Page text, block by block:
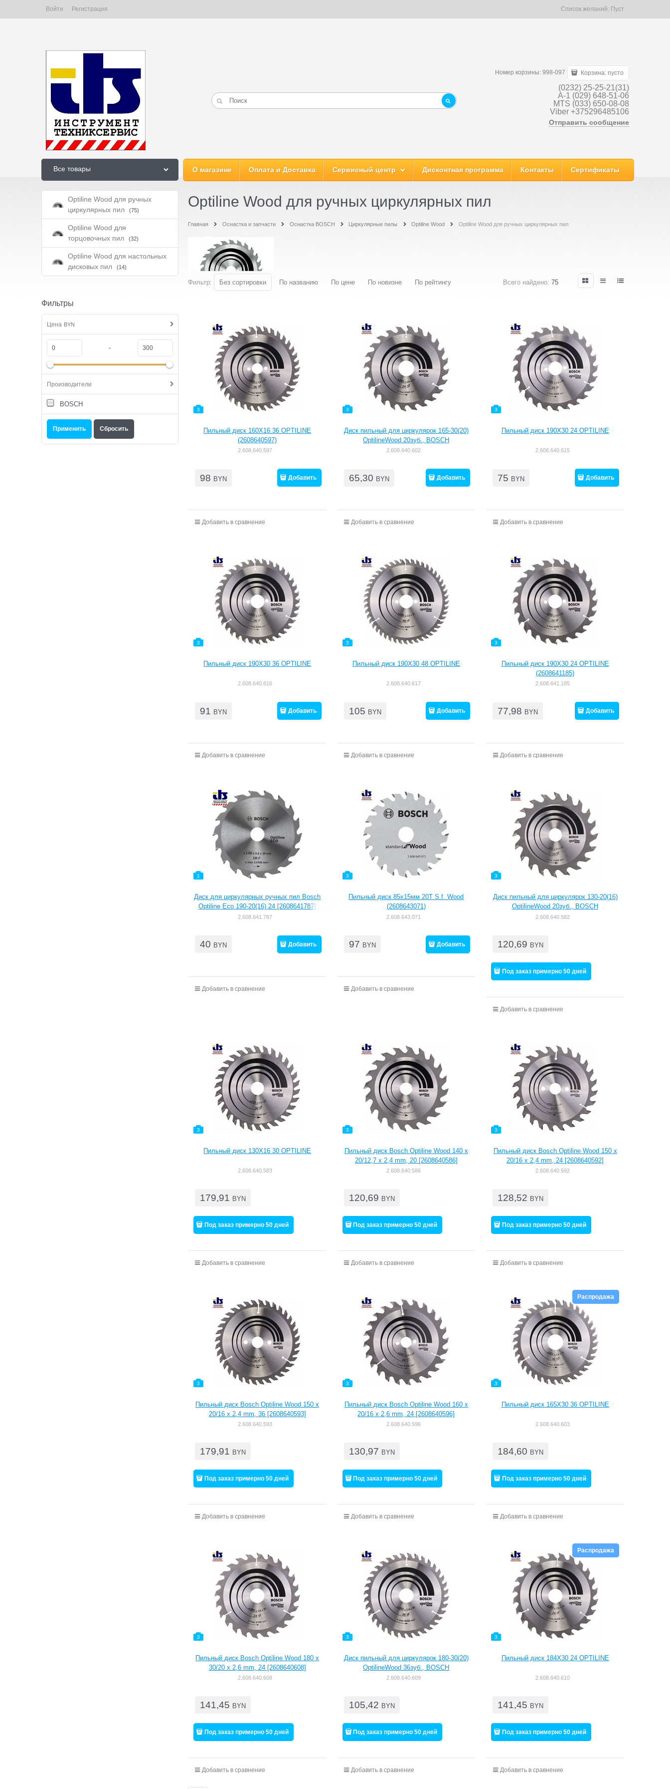
Войти Регистрация Список желаний: Пуст
Номер корзины: 998-097 Корзина: пусто
(0232) 25-25-21(31)
A-1 (029) 648-51-06
MTS (033) 650-08-08
Viber +375296485106
Отправить сообщение
Все товары О магазине Оплата и Доставка Сервисный центр Дисконтная программа Контакты Сертификаты
Optiline Wood для ручных
циркулярных пил
(75)
Optiline Wood для
торцовочных пил
(32)
Optiline Wood для настольных
дисковых пил
(14)
Фильтры
Цена BYN
-
Производители
BOSCH
Optiline Wood для ручных циркулярных пил
Главная Оснастка и запчасти Оснастка BOSCH Циркулярные пилы Optiline Wood Optiline Wood для ручных циркулярных пил
Фильтр: Без сортировки По названию По цене По новизне По рейтингу Всего найдено: 75
3
Пильный диск 160Х16 36 OPTILINE
(2608640597)
2.608.640.597
98 BYN Добавить
Добавить в сравнение
3
Диск пильный для циркулярок 165-30(20)
OptilineWood 20зуб., BOSCH
2.608.640.602
65,30 BYN Добавить
Добавить в сравнение
3
Пильный диск 190Х30 24 OPTILINE
2.608.640.615
75 BYN Добавить
Добавить в сравнение
3
Пильный диск 190Х30 36 OPTILINE
2.608.640.616
91 BYN Добавить
Добавить в сравнение
3
Пильный диск 190Х30 48 OPTILINE
2.608.640.617
105 BYN Добавить
Добавить в сравнение
3
Пильный диск 190Х30 24 OPTILINE
(2608641185)
2.608.641.185
77,98 BYN Добавить
Добавить в сравнение
1
Диск для циркулярных ручных пил Bosch
Optiline Eco 190-20(16) 24 [2608641787]
2.608.641.787
40 BYN Добавить
Добавить в сравнение
3
Пильный диск 85x15мм 20Т S.f. Wood
(2608643071)
2.608.643.071
97 BYN Добавить
Добавить в сравнение
3
Диск пильный для циркулярок 130-20(16)
OptilineWood 20зуб., BOSCH
2.608.640.582
120,69 BYN
Под заказ примерно 50 дней
Добавить в сравнение
3
Пильный диск 130Х16 30 OPTILINE
2.608.640.583
179,91 BYN
Под заказ примерно 50 дней
Добавить в сравнение
3
Пильный диск Bosch Optiline Wood 140 x
20/12,7 x 2,4 mm, 20 [2608640586]
2.608.640.586
120,69 BYN
Под заказ примерно 50 дней
Добавить в сравнение
3
Пильный диск Bosch Optiline Wood 150 x
20/16 x 2,4 mm, 24 [2608640592]
2.608.640.592
128,52 BYN
Под заказ примерно 50 дней
Добавить в сравнение
3
Пильный диск Bosch Optiline Wood 150 x
20/16 x 2,4 mm, 36 [2608640593]
2.608.640.593
179,91 BYN
Под заказ примерно 50 дней
Добавить в сравнение
3
Пильный диск Bosch Optiline Wood 160 x
20/16 x 2,6 mm, 24 [2608640596]
2.608.640.596
130,97 BYN
Под заказ примерно 50 дней
Добавить в сравнение
3
Пильный диск 165Х30 36 OPTILINE
2.608.640.603
Распродажа
184,60 BYN
Под заказ примерно 50 дней
Добавить в сравнение
3
Пильный диск Bosch Optiline Wood 180 x
30/20 x 2,6 mm, 24 [2608640608]
2.608.640.608
141,45 BYN
Под заказ примерно 50 дней
Добавить в сравнение
3
Диск пильный для циркулярок 180-30(20)
OptilineWood 36зуб., BOSCH
2.608.640.609
105,42 BYN
Под заказ примерно 50 дней
Добавить в сравнение
3
Пильный диск 184X30 24 OPTILINE
2.608.640.610
Распродажа
141,45 BYN
Под заказ примерно 50 дней
Добавить в сравнение